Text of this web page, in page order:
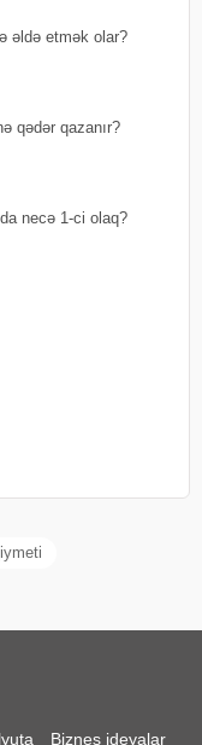
əldə etmək olar?
qədər qazanır?
necə 1-ci olaq?
Biznes ideyalar